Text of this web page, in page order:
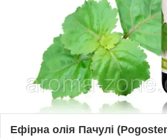
Ефірна олія Пачулі